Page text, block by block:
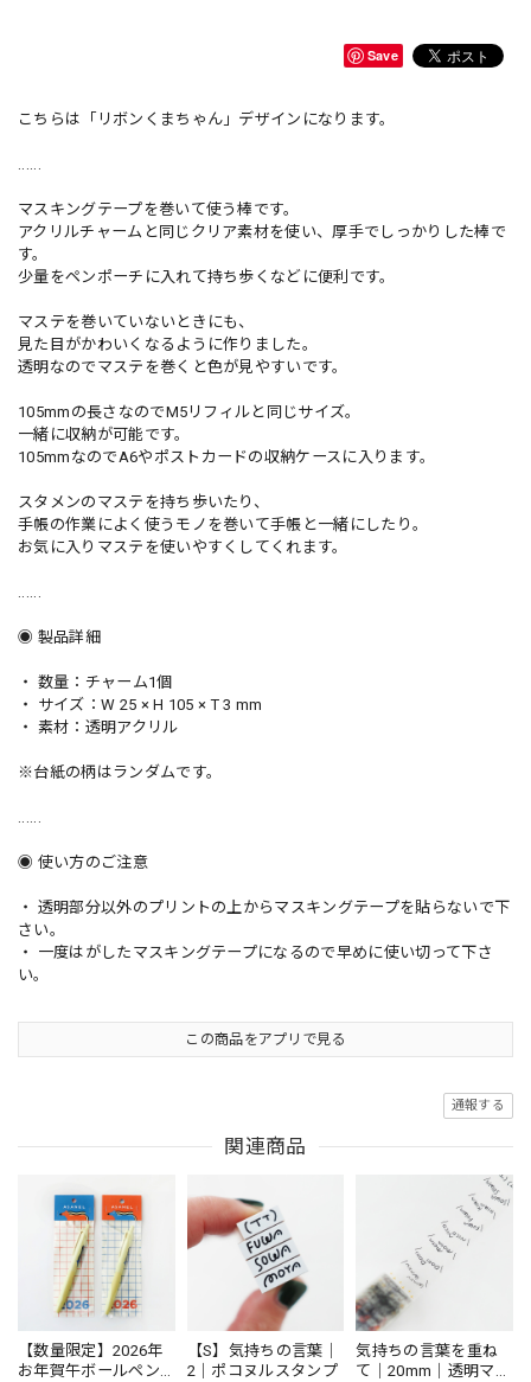
Save
こちらは「リボンくまちゃん」デザインになります。
マスキングテープを巻いて使う棒です。
アクリルチャームと同じクリア素材を使い、厚手でしっかりした棒で
す。
少量をペンポーチに入れて持ち歩くなどに便利です。
マステを巻いていないときにも、
見た目がかわいくなるように作りました。
透明なのでマステを巻くと色が見やすいです。
105mmの長さなのでM5リフィルと同じサイズ。
一緒に収納が可能です。
105mmなのでA6やポストカードの収納ケースに入ります。
スタメンのマステを持ち歩いたり、
手帳の作業によく使うモノを巻いて手帳と一緒にしたり。
お気に入りマステを使いやすくしてくれます。
◉ 製品詳細
・ 数量：チャーム1個
・ サイズ：W 25 × H 105 × T 3 mm
・ 素材：透明アクリル
※台紙の柄はランダムです。
◉ 使い方のご注意
・ 透明部分以外のプリントの上からマスキングテープを貼らないで下
さい。
・ 一度はがしたマスキングテープになるので早めに使い切って下さ
い。
この商品をアプリで見る
通報する
関連商品
【数量限定】2026年
お年賀午ボールペン
【S】気持ちの言葉｜
2｜ポコヌルスタンプ
気持ちの言葉を重ね
て｜20mm｜透明マス